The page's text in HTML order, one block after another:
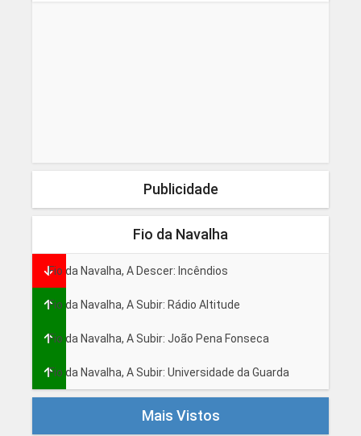
Publicidade
Fio da Navalha
Fio da Navalha, A Descer: Incêndios
Fio da Navalha, A Subir: Rádio Altitude
Fio da Navalha, A Subir: João Pena Fonseca
Fio da Navalha, A Subir: Universidade da Guarda
Mais Vistos